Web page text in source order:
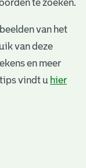
te zoeken.
van het
van deze
en meer
vindt u hier